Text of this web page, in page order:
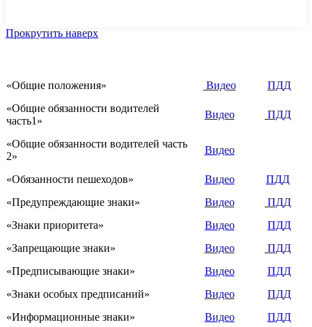
Прокрутить наверх
«Общие положения» Видео
ПДД
«Общие обязанности водителей
часть1»
Видео ПДД
«Общие обязанности водителей часть
2»
Видео
«Обязанности пешеходов» Видео
ПДД
«Предупреждающие знаки»
Видео
ПДД
«Знаки приоритета»
Видео
ПДД
«Запрещающие знаки»
Видео
ПДД
«Предписывающие знаки»
Видео
ПДД
«Знаки особых предписаний»
Видео
ПДД
«Информационные знаки»
Видео
ПДД